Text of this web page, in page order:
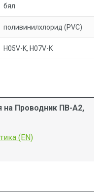
бял
поливинилхлорид (PVC)
H05V-K, H07V-K
на Проводник ПВ-А2,
(EN)